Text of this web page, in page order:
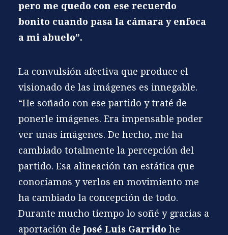
pero me quedo con ese recuerdo
bonito cuando pasa la cámara y enfoca
a mi abuelo”.
La convulsión afectiva que produce el
visionado de las imágenes es innegable.
“He soñado con ese partido y traté de
ponerle imágenes. Era impensable poder
ver unas imágenes. De hecho, me ha
cambiado totalmente la percepción del
partido. Esa alineación tan estática que
conocíamos y verlos en movimiento me
ha cambiado la concepción de todo.
Durante mucho tiempo lo soñé y gracias a
aportación de José Luis Garrido he